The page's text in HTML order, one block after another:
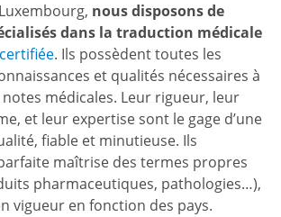
nous disposons de
dans la traduction médicale
certifiée. Ils possèdent toutes les
et qualités nécessaires à
médicales. Leur rigueur, leur
et leur expertise sont le gage d’une
fiable et minutieuse. Ils
maîtrise des termes propres
pharmaceutiques, pathologies…),
vigueur en fonction des pays.